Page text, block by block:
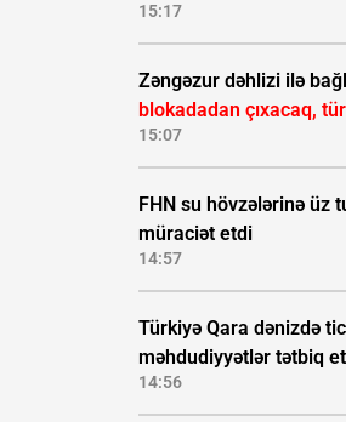
15:17
Zəngəzur dəhlizi ilə
blokadadan çıxacaq,
15:07
FHN su hövzələrinə üz
müraciət etdi
14:57
Türkiyə Qara dənizdə
məhdudiyyətlər tətbiq
14:56